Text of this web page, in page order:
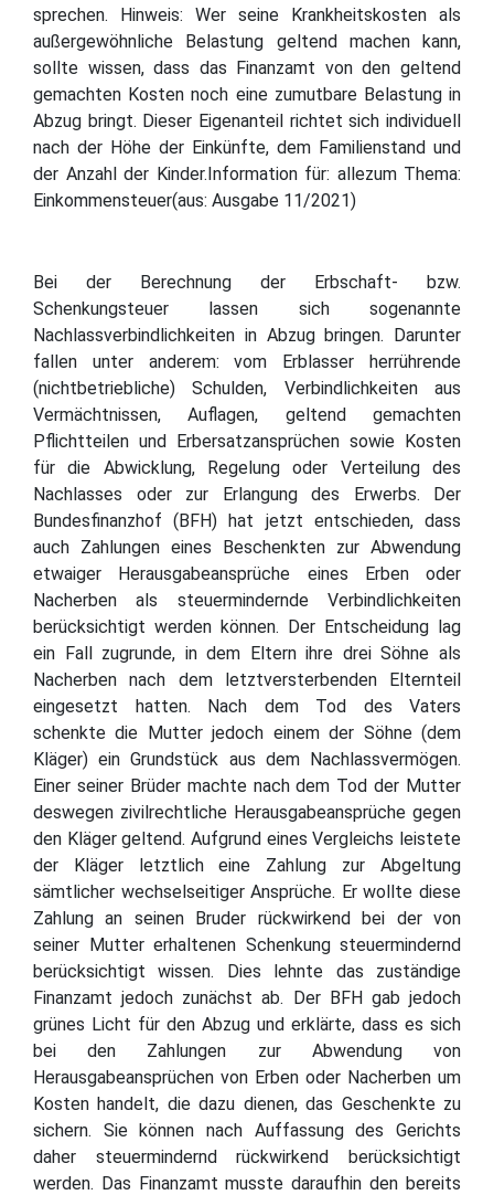
sprechen. Hinweis: Wer seine Krankheitskosten als
außergewöhnliche Belastung geltend machen kann,
sollte wissen, dass das Finanzamt von den geltend
gemachten Kosten noch eine zumutbare Belastung in
Abzug bringt. Dieser Eigenanteil richtet sich individuell
nach der Höhe der Einkünfte, dem Familienstand und
der Anzahl der Kinder.Information für: allezum Thema:
Einkommensteuer(aus: Ausgabe 11/2021)
Bei der Berechnung der Erbschaft- bzw.
Schenkungsteuer lassen sich sogenannte
Nachlassverbindlichkeiten in Abzug bringen. Darunter
fallen unter anderem: vom Erblasser herrührende
(nichtbetriebliche) Schulden, Verbindlichkeiten aus
Vermächtnissen, Auflagen, geltend gemachten
Pflichtteilen und Erbersatzansprüchen sowie Kosten
für die Abwicklung, Regelung oder Verteilung des
Nachlasses oder zur Erlangung des Erwerbs. Der
Bundesfinanzhof (BFH) hat jetzt entschieden, dass
auch Zahlungen eines Beschenkten zur Abwendung
etwaiger Herausgabeansprüche eines Erben oder
Nacherben als steuermindernde Verbindlichkeiten
berücksichtigt werden können. Der Entscheidung lag
ein Fall zugrunde, in dem Eltern ihre drei Söhne als
Nacherben nach dem letztversterbenden Elternteil
eingesetzt hatten. Nach dem Tod des Vaters
schenkte die Mutter jedoch einem der Söhne (dem
Kläger) ein Grundstück aus dem Nachlassvermögen.
Einer seiner Brüder machte nach dem Tod der Mutter
deswegen zivilrechtliche Herausgabeansprüche gegen
den Kläger geltend. Aufgrund eines Vergleichs leistete
der Kläger letztlich eine Zahlung zur Abgeltung
sämtlicher wechselseitiger Ansprüche. Er wollte diese
Zahlung an seinen Bruder rückwirkend bei der von
seiner Mutter erhaltenen Schenkung steuermindernd
berücksichtigt wissen. Dies lehnte das zuständige
Finanzamt jedoch zunächst ab. Der BFH gab jedoch
grünes Licht für den Abzug und erklärte, dass es sich
bei den Zahlungen zur Abwendung von
Herausgabeansprüchen von Erben oder Nacherben um
Kosten handelt, die dazu dienen, das Geschenkte zu
sichern. Sie können nach Auffassung des Gerichts
daher steuermindernd rückwirkend berücksichtigt
werden. Das Finanzamt musste daraufhin den bereits